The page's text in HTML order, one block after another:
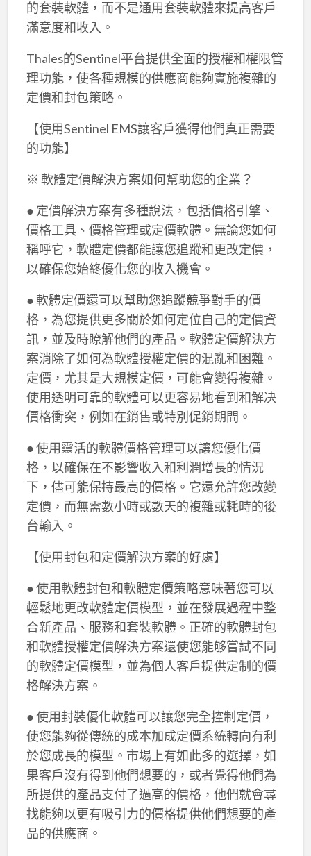
的套裝軟體，而不是通用套裝軟體來提高客戶
滿意度和收入。
Thales的Sentinel平台提供全面的授權和權限管
理功能，使各種規模的供應商能夠實施複雜的
定價和封包策略。
【使用Sentinel EMS讓客戶獲得他們真正需要
的功能】
※ 軟體定價解決方案如何幫助您的企業？
● 定價解決方案有多種說法，包括價格引擎、
價格工具、價格管理或定價軟體。無論您如何
稱呼它，軟體定價都能讓您追蹤和更改定價，
以確保您始終優化您的收入機會。
● 軟體定價還可以幫助您追蹤競爭對手的價
格，為您提供更多關於如何定位自己的定價資
訊，並及時瞭解他們的產品。軟體定價解決方
案消除了如何為軟體授權定價的混亂和困難。
定價，尤其是大規模定價，可能會變得複雜。
使用透明可靠的軟體可以更容易地看到和解决
價格衝突，例如在銷售或特別促銷期間。
● 使用靈活的軟體價格管理可以讓您優化價
格，以確保在不影響收入和利潤增長的情況
下，儘可能保持最高的價格。它還允許您改變
定價，而無需數小時或數天的複雜或耗時的後
台輸入。
【使用封包和定價解決方案的好處】
● 使用軟體封包和軟體定價策略意味著您可以
輕鬆地更改軟體定價模型，並在發展過程中整
合新產品、服務和套裝軟體。正確的軟體封包
和軟體授權定價解決方案還使您能够嘗試不同
的軟體定價模型，並為個人客戶提供定制的價
格解決方案。
● 使用封裝優化軟體可以讓您完全控制定價，
使您能夠從傳統的成本加成定價系統轉向有利
於您成長的模型。市場上有如此多的選擇，如
果客戶沒有得到他們想要的，或者覺得他們為
所提供的產品支付了過高的價格，他們就會尋
找能夠以更有吸引力的價格提供他們想要的產
品的供應商。